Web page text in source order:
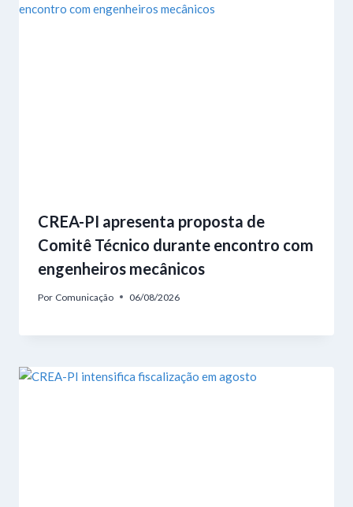
CREA-PI apresenta proposta de
Comitê Técnico durante encontro com
engenheiros mecânicos
Por Comunicação 06/08/2026